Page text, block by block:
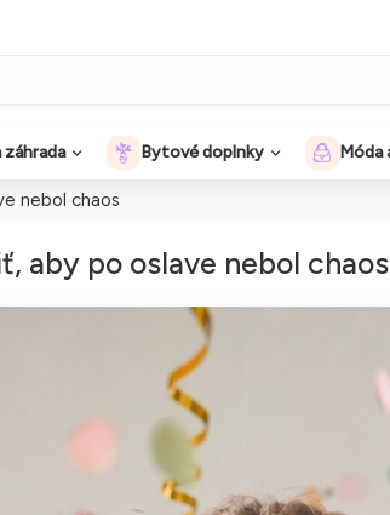
záhrada Bytové doplnky Móda
nebol chaos
aby po oslave nebol chaos